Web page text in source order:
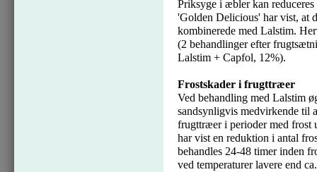
Priksyge i æbler kan
'Golden Delicious' har vist, at
kombinerede med Lalstim.
(2 behandlinger efter
Lalstim + Capfol, 12%).
Frostskader i frugttræer
Ved behandling med Lalstim
sandsynligvis medvirkende til
frugttræer i perioder med frost
har vist en reduktion i antal
behandles 24-48 timer inden
ved temperaturer lavere end